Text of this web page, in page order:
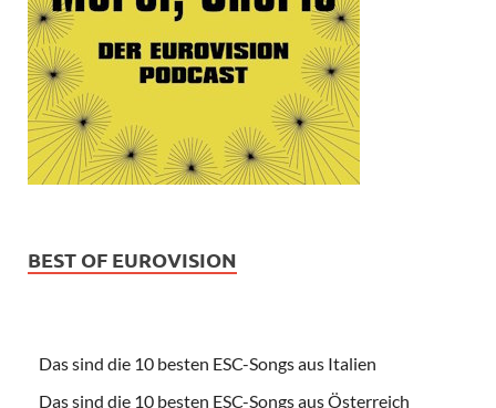
BEST OF EUROVISION
Das sind die 10 besten ESC-Songs aus Italien
Das sind die 10 besten ESC-Songs aus Österreich